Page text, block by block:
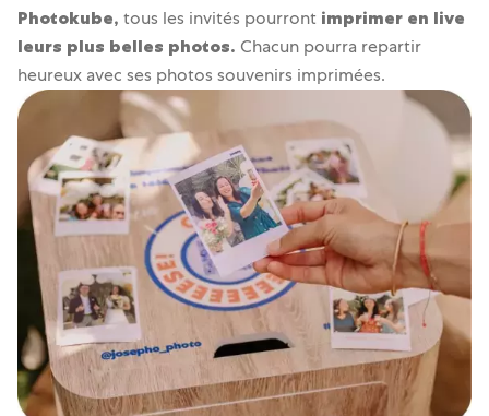
Photokube, tous les invités pourront imprimer en live
leurs plus belles photos. Chacun pourra repartir
heureux avec ses photos souvenirs imprimées.